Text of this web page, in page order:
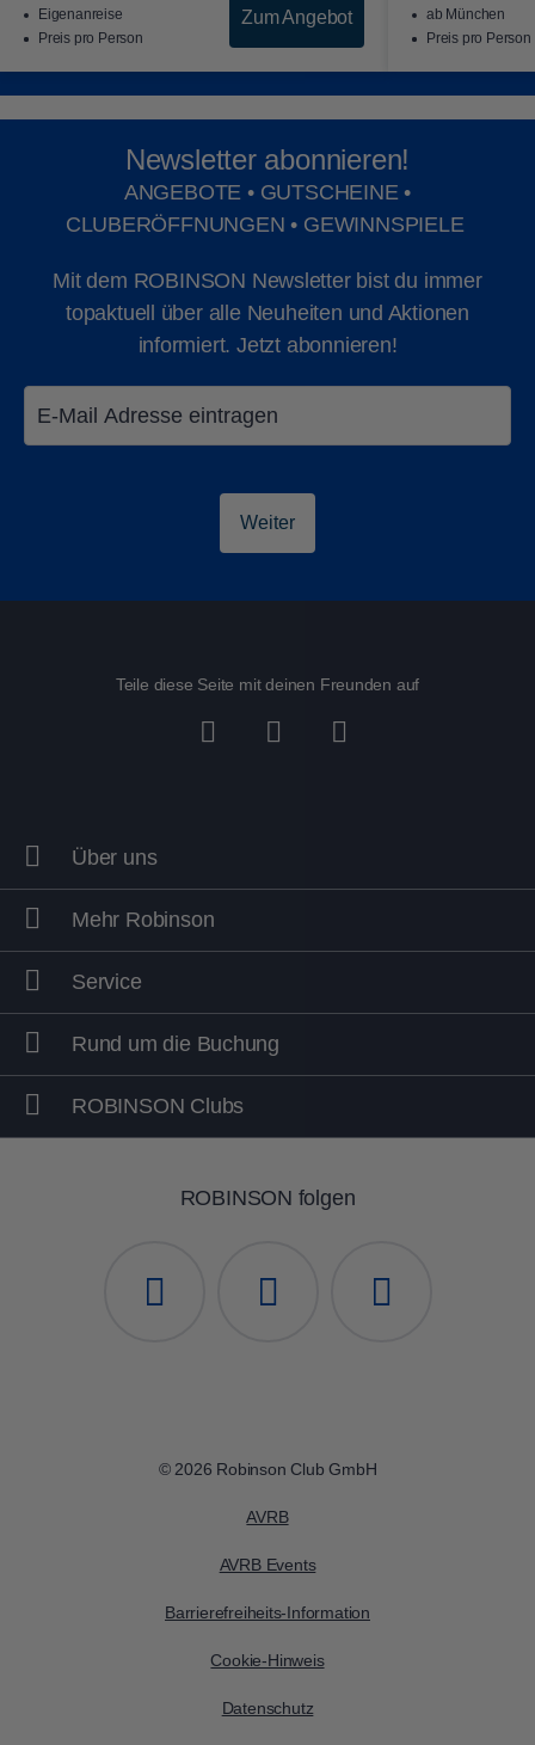
Eigenanreise
Preis pro Person
Zum Angebot
ab München
Preis pro Person
Newsletter abonnieren!
ANGEBOTE • GUTSCHEINE •
CLUBERÖFFNUNGEN • GEWINNSPIELE
Mit dem ROBINSON Newsletter bist du immer
topaktuell über alle Neuheiten und Aktionen
informiert. Jetzt abonnieren!
Weiter
Teile diese Seite mit deinen Freunden auf
Über uns
Mehr Robinson
Service
Rund um die Buchung
ROBINSON Clubs
ROBINSON folgen
© 2026 Robinson Club GmbH
AVRB
AVRB Events
Barrierefreiheits-Information
Cookie-Hinweis
Datenschutz